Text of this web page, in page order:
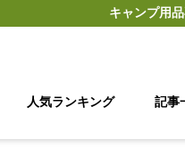
キャンプ用品
人気ランキング 記事